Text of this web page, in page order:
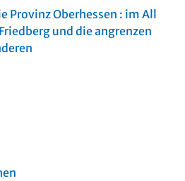
Oberhessen : im All
und die angrenzen